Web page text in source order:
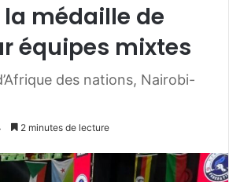
médaille de
équipes mixtes
des nations, Nairobi-
2 minutes de lecture